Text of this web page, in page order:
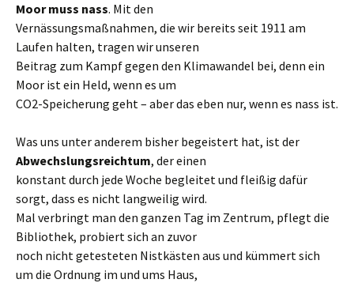
Moor muss nass. Mit den
Vernässungsmaßnahmen, die wir bereits seit 1911 am
Laufen halten, tragen wir unseren
Beitrag zum Kampf gegen den Klimawandel bei, denn ein
Moor ist ein Held, wenn es um
CO2-Speicherung geht – aber das eben nur, wenn es nass ist.
Was uns unter anderem bisher begeistert hat, ist der
Abwechslungsreichtum, der einen
konstant durch jede Woche begleitet und fleißig dafür
sorgt, dass es nicht langweilig wird.
Mal verbringt man den ganzen Tag im Zentrum, pflegt die
Bibliothek, probiert sich an zuvor
noch nicht getesteten Nistkästen aus und kümmert sich
um die Ordnung im und ums Haus,